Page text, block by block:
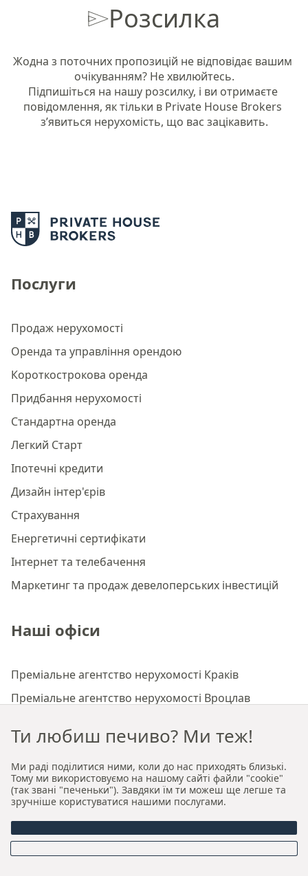
Розсилка
Жодна з поточних пропозицій не відповідає вашим
очікуванням? Не хвилюйтесь.
Підпишіться на нашу розсилку, і ви отримаєте
повідомлення, як тільки в Private House Brokers
з’явиться нерухомість, що вас зацікавить.
Послуги
Продаж нерухомості
Оренда та управління орендою
Короткострокова оренда
Придбання нерухомості
Стандартна оренда
Легкий Старт
Іпотечні кредити
Дизайн інтер'єрів
Страхування
Енергетичні сертифікати
Інтернет та телебачення
Маркетинг та продаж девелоперських інвестицій
Наші офіси
Преміальне агентство нерухомості Краків
Преміальне агентство нерухомості Вроцлав
Про нас
Хто ми
Наша авторська модель продажу та оренди
Керівництво
Ти любиш печиво? Ми теж!
Ми раді поділитися ними, коли до нас приходять близькі.
Тому ми використовуємо на нашому сайті файли "cookie"
(так звані "печеньки"). Завдяки їм ти можеш ще легше та
зручніше користуватися нашими послугами.